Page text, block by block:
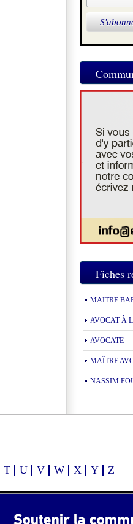
Fiches
MAITRE
AVOCAT À
AVOCATE
MAÎTRE
NASSIM
T U V W X Y Z